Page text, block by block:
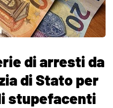
di arresti da
di Stato per
stupefacenti